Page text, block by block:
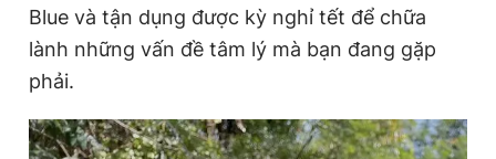
Theo dõi báo trên
Hotline
0906 645 777
Blue và tận dụng được kỳ nghỉ tết để chữa
lành những vấn đề tâm lý mà bạn đang gặp
phải.